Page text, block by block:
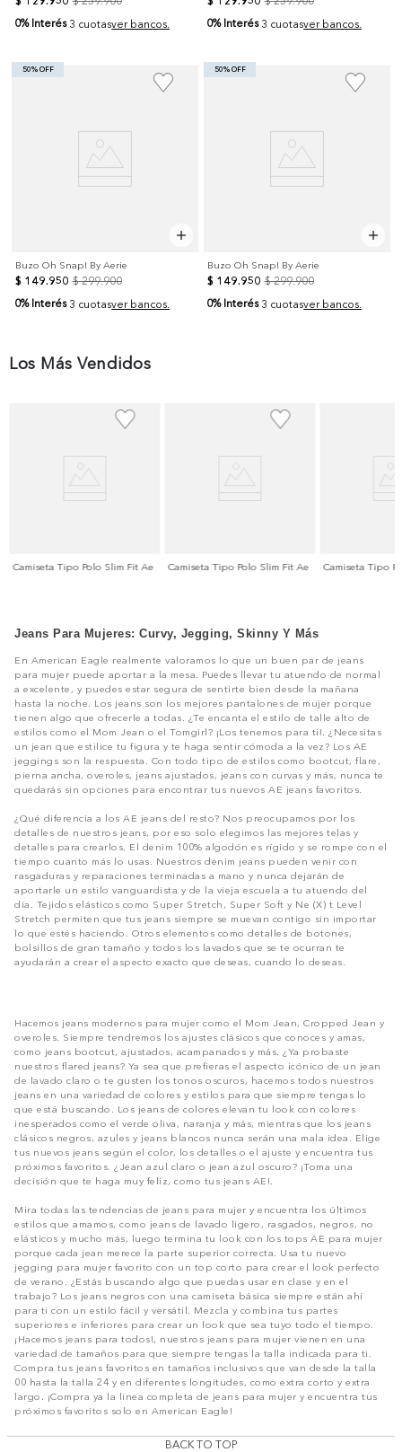
0% Interés 3 cuotasver bancos.
0% Interés 3 cuotasver bancos.
50% OFF
Buzo Oh Snap! By Aerie
$ 149.950 $ 299.900
0% Interés 3 cuotasver bancos.
50% OFF
Buzo Oh Snap! By Aerie
$ 149.950 $ 299.900
0% Interés 3 cuotasver bancos.
Los Más Vendidos
Camiseta Tipo Polo Slim Fit Ae Camiseta Tipo Polo Slim Fit Ae Camiseta Tipo
Jeans Para Mujeres: Curvy, Jegging, Skinny Y Más
En American Eagle realmente valoramos lo que un buen par de jeans
para mujer puede aportar a la mesa. Puedes llevar tu atuendo de normal
a excelente, y puedes estar segura de sentirte bien desde la mañana
hasta la noche. Los jeans son los mejores pantalones de mujer porque
tienen algo que ofrecerle a todas. ¿Te encanta el estilo de talle alto de
estilos como el Mom Jean o el Tomgirl? ¡Los tenemos para ti!. ¿Necesitas
un jean que estilice tu figura y te haga sentir cómoda a la vez? Los AE
jeggings son la respuesta. Con todo tipo de estilos como bootcut, flare,
pierna ancha, overoles, jeans ajustados, jeans con curvas y más, nunca te
quedarás sin opciones para encontrar tus nuevos AE jeans favoritos.
¿Qué diferencia a los AE jeans del resto? Nos preocupamos por los
detalles de nuestros jeans, por eso solo elegimos las mejores telas y
detalles para crearlos. El denim 100% algodón es rígido y se rompe con el
tiempo cuanto más lo usas. Nuestros denim jeans pueden venir con
rasgaduras y reparaciones terminadas a mano y nunca dejarán de
aportarle un estilo vanguardista y de la vieja escuela a tu atuendo del
día. Tejidos elásticos como Super Stretch, Super Soft y Ne (X) t Level
Stretch permiten que tus jeans siempre se muevan contigo sin importar
lo que estés haciendo. Otros elementos como detalles de botones,
bolsillos de gran tamaño y todos los lavados que se te ocurran te
ayudarán a crear el aspecto exacto que deseas, cuando lo deseas.
Hacemos jeans modernos para mujer como el Mom Jean, Cropped Jean y
overoles. Siempre tendremos los ajustes clásicos que conoces y amas,
como jeans bootcut, ajustados, acampanados y más. ¿Ya probaste
nuestros flared jeans? Ya sea que prefieras el aspecto icónico de un jean
de lavado claro o te gusten los tonos oscuros, hacemos todos nuestros
jeans en una variedad de colores y estilos para que siempre tengas lo
que está buscando. Los jeans de colores elevan tu look con colores
inesperados como el verde oliva, naranja y más, mientras que los jeans
clásicos negros, azules y jeans blancos nunca serán una mala idea. Elige
tus nuevos jeans según el color, los detalles o el ajuste y encuentra tus
próximos favoritos. ¿Jean azul claro o jean azul oscuro? ¡Toma una
decisión que te haga muy feliz, como tus jeans AE!.
Mira todas las tendencias de jeans para mujer y encuentra los últimos
estilos que amamos, como jeans de lavado ligero, rasgados, negros, no
elásticos y mucho más, luego termina tu look con los tops AE para mujer
porque cada jean merece la parte superior correcta. Usa tu nuevo
jegging para mujer favorito con un top corto para crear el look perfecto
de verano. ¿Estás buscando algo que puedas usar en clase y en el
trabajo? Los jeans negros con una camiseta básica siempre están ahí
para ti con un estilo fácil y versátil. Mezcla y combina tus partes
superiores e inferiores para crear un look que sea tuyo todo el tiempo.
¡Hacemos jeans para todos!, nuestros jeans para mujer vienen en una
variedad de tamaños para que siempre tengas la talla indicada para ti.
Compra tus jeans favoritos en tamaños inclusivos que van desde la talla
00 hasta la talla 24 y en diferentes longitudes, como extra corto y extra
largo. ¡Compra ya la línea completa de jeans para mujer y encuentra tus
próximos favoritos solo en American Eagle!
BACK TO TOP